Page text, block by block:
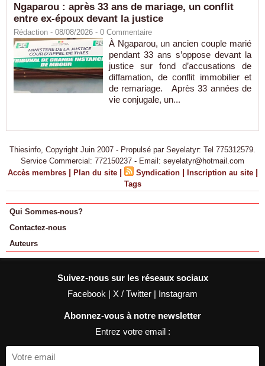
Ngaparou : après 33 ans de mariage, un conflit
entre ex-époux devant la justice
Rédaction - 08/08/2026 - 0 Commentaire
À Ngaparou, un ancien couple marié
pendant 33 ans s’oppose devant la
justice sur fond d’accusations de
diffamation, de conflit immobilier et
de remariage. Après 33 années de
vie conjugale, un...
Thiesinfo, Copyright Juin 2007 - Propulsé par Seyelatyr: Tel 775312579.
Service Commercial: 772150237 - Email: seyelatyr@hotmail.com
Accès membres | Plan du site | Syndication | Inscription au site |
Tags
Qui Sommes-nous?
Contactez-nous
Auteurs
Suivez-nous sur les réseaux sociaux
Facebook | X / Twitter | Instagram
Abonnez-vous à notre newsletter
Entrez votre email :